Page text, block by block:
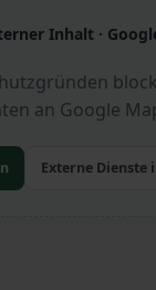
Inhalt ·
an Google
Externe Dienste